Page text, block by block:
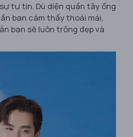
tự tin. Dù diện quần tây ống
bạn cảm thấy thoải mái,
bạn sẽ luôn trông đẹp và